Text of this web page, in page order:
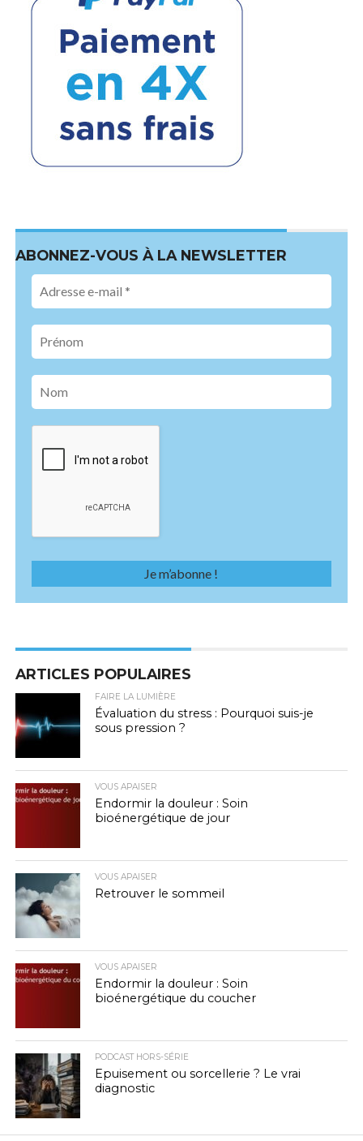
ABONNEZ-VOUS À LA NEWSLETTER
ARTICLES POPULAIRES
FAIRE LA LUMIÈRE
Évaluation du stress : Pourquoi suis-je
sous pression ?
VOUS APAISER
Endormir la douleur : Soin
bioénergétique de jour
VOUS APAISER
Retrouver le sommeil
VOUS APAISER
Endormir la douleur : Soin
bioénergétique du coucher
PODCAST HORS-SÉRIE
Epuisement ou sorcellerie ? Le vrai
diagnostic